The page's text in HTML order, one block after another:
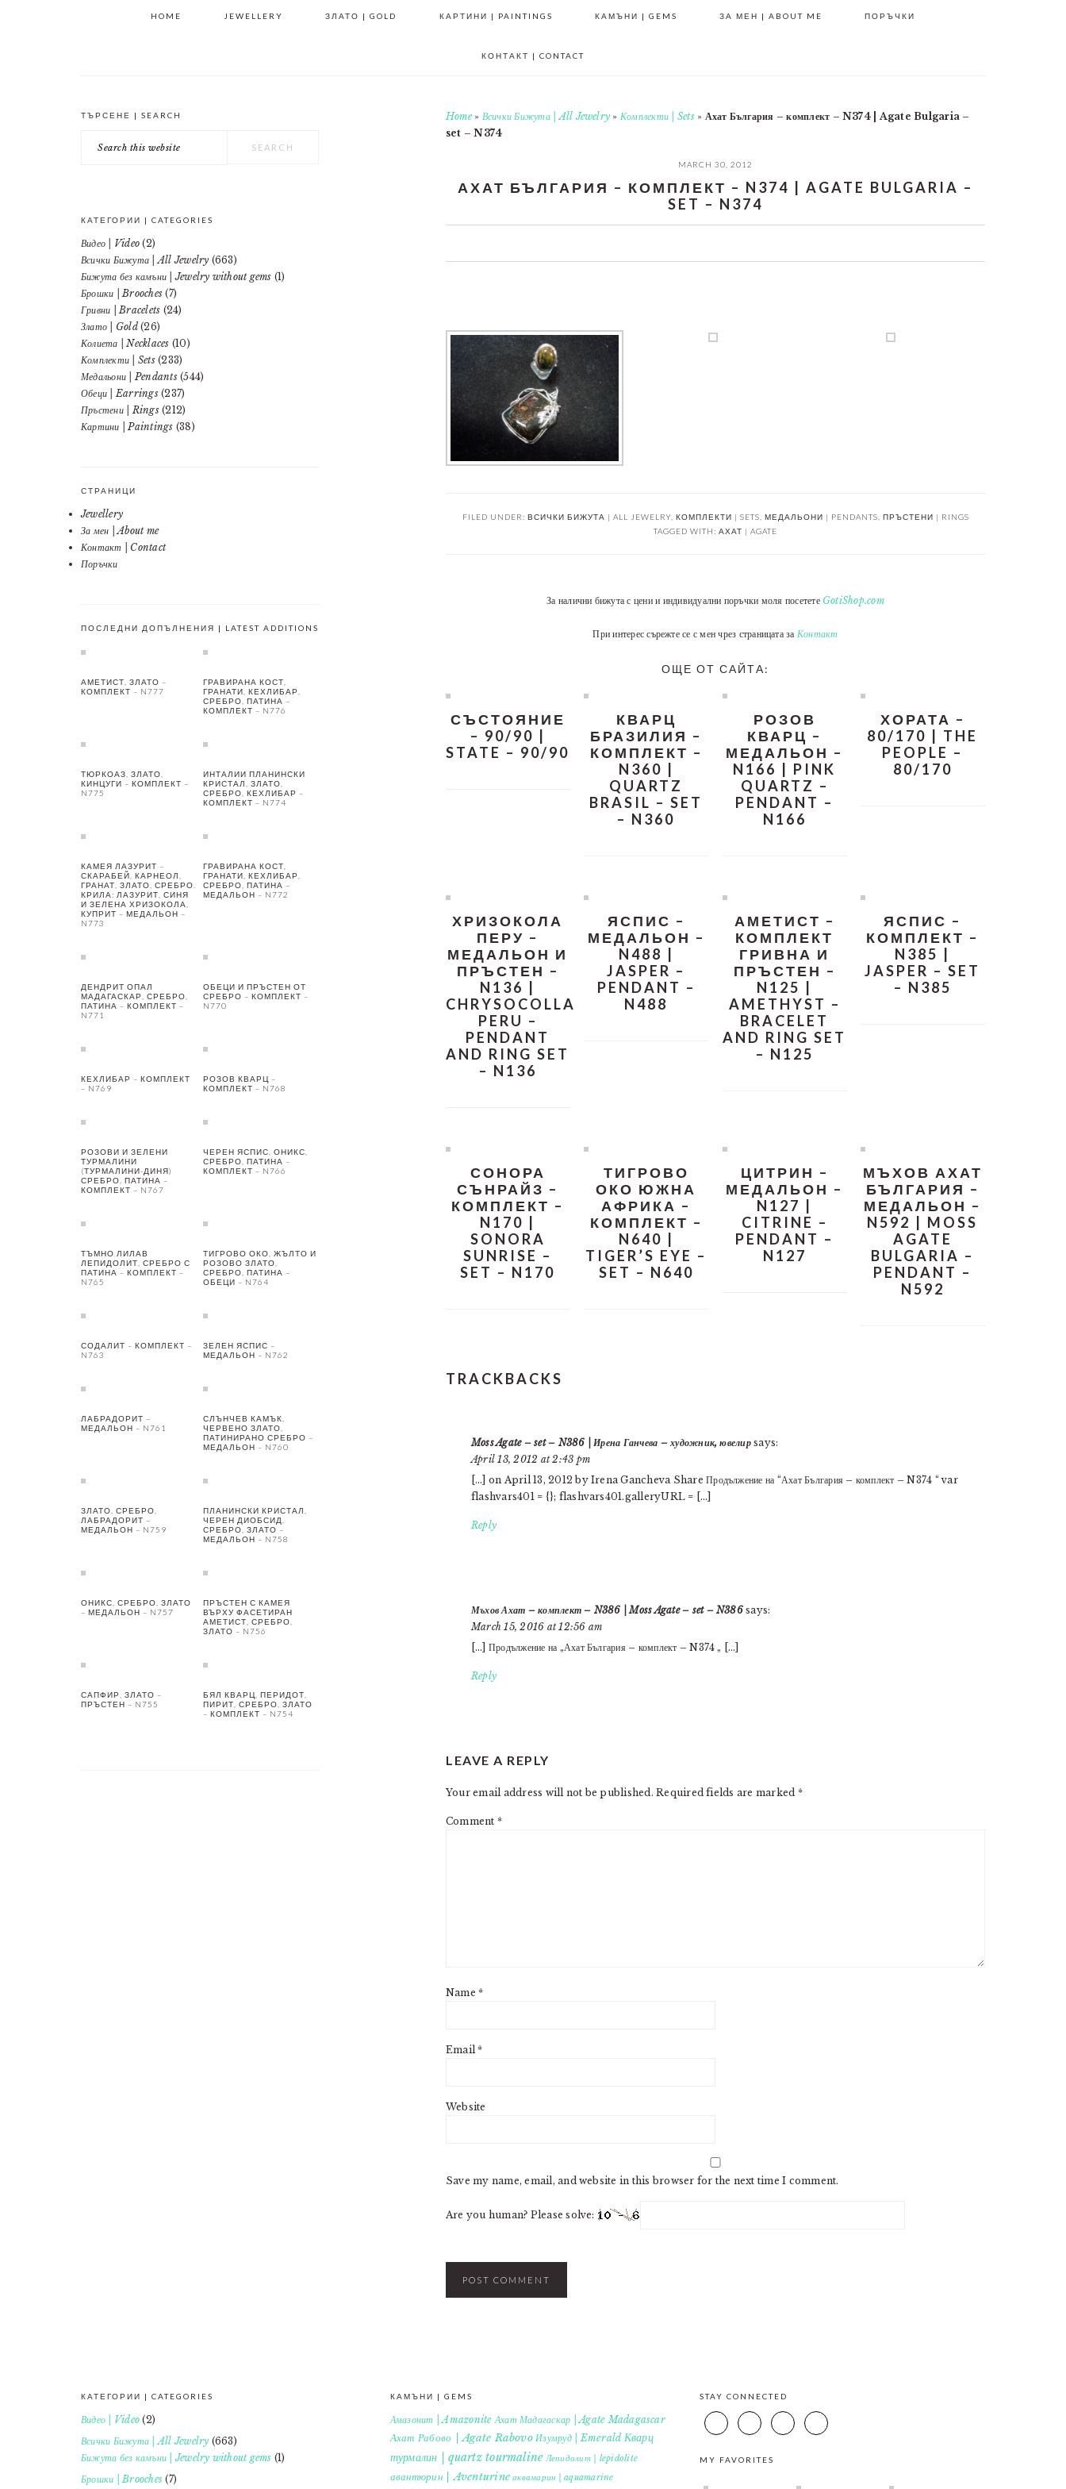
HOME JEWELLERY ЗЛАТО | GOLD КАРТИНИ | PAINTINGS КАМЪНИ | GEMS ЗА МЕН | ABOUT ME ПОРЪЧКИ
КОНТАКТ | CONTACT
Home» Всички Бижута | All Jewelry » Комплекти | Sets» Ахат България – комплект – N374 | Agate Bulgaria –
set – N374
MARCH 30, 2012
АХАТ БЪЛГАРИЯ – КОМПЛЕКТ – N374 | AGATE BULGARIA –
SET – N374
FILED UNDER: ВСИЧКИ БИЖУТА | ALL JEWELRY, КОМПЛЕКТИ | SETS МЕДАЛЬОНИ | PENDANTS ПРЪСТЕНИ | RINGS
TAGGED WITH: АХАТ | AGATE
За налични бижута с цени и индивидуални поръчки моля посетете GotiShop.com
При интерес сърежте се с мен чрез страницата за Контакт
ОЩЕ ОТ САЙТА:
СЪСТОЯНИЕ
– 90/90 |
STATE – 90/90
КВАРЦ
БРАЗИЛИЯ –
КОМПЛЕКТ –
N360 |
QUARTZ
BRASIL – SET
– N360
РОЗОВ
КВАРЦ –
МЕДАЛЬОН –
N166 | PINK
QUARTZ –
PENDANT –
N166
ХОРАТА –
80/170 | THE
PEOPLE –
80/170
ХРИЗОКОЛА
ПЕРУ –
МЕДАЛЬОН И
ПРЪСТЕН –
N136 |
CHRYSOCOLLA
PERU –
PENDANT
AND RING SET
– N136
ЯСПИС –
МЕДАЛЬОН –
N488 |
JASPER –
PENDANT –
N488
АМЕТИСТ –
КОМПЛЕКТ
ГРИВНА И
ПРЪСТЕН –
N125 |
AMETHYST –
BRACELET
AND RING SET
– N125
ЯСПИС –
КОМПЛЕКТ –
N385 |
JASPER – SET
– N385
СОНОРА
СЪНРАЙЗ –
КОМПЛЕКТ –
N170 |
SONORA
SUNRISE –
SET – N170
ТИГРОВО
ОКО ЮЖНА
АФРИКА –
КОМПЛЕКТ –
N640 |
TIGER’S EYE –
SET – N640
ЦИТРИН –
МЕДАЛЬОН –
N127 |
CITRINE –
PENDANT –
N127
МЪХОВ АХАТ
БЪЛГАРИЯ –
МЕДАЛЬОН –
N592 | MOSS
AGATE
BULGARIA –
PENDANT –
N592
READER
TRACKBACKS
Moss Agate – set – N386 | Ирена Ганчева – художник, ювелир says:
April 13, 2012 at 2:43 pm
[…] on April 13, 2012 by Irena Gancheva Share Продължение на “Ахат България – комплект – N374 “ var
flashvars401 = {}; flashvars401.galleryURL = […]
Reply
Мъхов Ахат – комплект – N386 | Moss Agate – set – N386 says:
March 15, 2016 at 12:56 am
[…] Продължение на „Ахат България – комплект – N374 „ […]
Reply
LEAVE A REPLY
Your email address will not be published. Required fields are marked *
Comment *
Name*
Email*
Website
Save my name, email, and website in this browser for the next time I comment.
Are you human? Please solve:
PRIMARY
SIDEBAR
ТЪРСЕНЕ | SEARCH
this
КАТЕГОРИИ | CATEGORIES
Видео | Video (2)
Всички Бижута | All Jewelry (663)
Бижута без камъни | Jewelry without gems (1)
Брошки | Brooches (7)
Гривни | Bracelets (24)
Злато | Gold(26)
Колиета | Necklaces (10)
Комплекти | Sets(233)
Медальони | Pendants(544)
Обеци | Earrings(237)
Пръстени | Rings(212)
Картини | Paintings (38)
СТРАНИЦИ
Jewellery
За мен | About me
Контакт | Contact
Поръчки
ПОСЛЕДНИ ДОПЪЛНЕНИЯ | LATEST ADDITIONS
АМЕТИСТ, ЗЛАТО –
КОМПЛЕКТ – N777
ГРАВИРАНА КОСТ,
ГРАНАТИ, КЕХЛИБАР,
СРЕБРО, ПАТИНА –
КОМПЛЕКТ – N776
ТЮРКОАЗ, ЗЛАТО,
КИНЦУГИ – КОМПЛЕКТ –
N775
ИНТАЛИИ ПЛАНИНСКИ
КРИСТАЛ, ЗЛАТО,
СРЕБРО, КЕХЛИБАР –
КОМПЛЕКТ – N774
КАМЕЯ ЛАЗУРИТ –
СКАРАБЕЙ, КАРНЕОЛ,
ГРАНАТ, ЗЛАТО, СРЕБРО.
КРИЛА: ЛАЗУРИТ, СИНЯ
И ЗЕЛЕНА ХРИЗОКОЛА,
КУПРИТ – МЕДАЛЬОН –
N773
ГРАВИРАНА КОСТ,
ГРАНАТИ, КЕХЛИБАР,
СРЕБРО, ПАТИНА –
МЕДАЛЬОН – N772
ДЕНДРИТ ОПАЛ
МАДАГАСКАР, СРЕБРО,
ПАТИНА – КОМПЛЕКТ –
N771
ОБЕЦИ И ПРЪСТЕН ОТ
СРЕБРО – КОМПЛЕКТ –
N770
КЕХЛИБАР – КОМПЛЕКТ
– N769
РОЗОВ КВАРЦ –
КОМПЛЕКТ – N768
РОЗОВИ И ЗЕЛЕНИ
ТУРМАЛИНИ
(ТУРМАЛИНИ-ДИНЯ)
СРЕБРО, ПАТИНА –
КОМПЛЕКТ – N767
ЧЕРЕН ЯСПИС, ОНИКС,
СРЕБРО, ПАТИНА –
КОМПЛЕКТ – N766
ТЪМНО ЛИЛАВ
ЛЕПИДОЛИТ, СРЕБРО С
ПАТИНА – КОМПЛЕКТ –
N765
ТИГРОВО ОКО, ЖЪЛТО И
РОЗОВО ЗЛАТО,
СРЕБРО, ПАТИНА –
ОБЕЦИ – N764
СОДАЛИТ – КОМПЛЕКТ –
N763
ЗЕЛЕН ЯСПИС –
МЕДАЛЬОН – N762
ЛАБРАДОРИТ –
МЕДАЛЬОН – N761
СЛЪНЧЕВ КАМЪК,
ЧЕРВЕНО ЗЛАТО,
ПАТИНИРАНО СРЕБРО –
МЕДАЛЬОН – N760
ЗЛАТО, СРЕБРО,
ЛАБРАДОРИТ –
МЕДАЛЬОН – N759
ПЛАНИНСКИ КРИСТАЛ,
ЧЕРЕН ДИОБСИД,
СРЕБРО, ЗЛАТО –
МЕДАЛЬОН – N758
ОНИКС, СРЕБРО, ЗЛАТО
– МЕДАЛЬОН – N757
ПРЪСТЕН С КАМЕЯ
ВЪРХУ ФАСЕТИРАН
АМЕТИСТ, СРЕБРО,
ЗЛАТО – N756
САПФИР, ЗЛАТО –
ПРЪСТЕН – N755
БЯЛ КВАРЦ, ПЕРИДОТ,
ПИРИТ, СРЕБРО, ЗЛАТО
– КОМПЛЕКТ – N754
КАТЕГОРИИ | CATEGORIES
Видео | Video (2)
Всички Бижута | All Jewelry (663)
Бижута без камъни | Jewelry without gems (1)
Брошки | Brooches (7)
КАМЪНИ | GEMS
Амазонит | Amazonite Ахат Мадагаскар | Agate Madagascar
Ахат Рабово | Agate Rabovo Изумруд | Emerald Кварц
турмалин | quartz tourmaline Лепидолит | lepidolite
авантюрин | Aventurine аквамарин | aquamarine
STAY CONNECTED
MY FAVORITES